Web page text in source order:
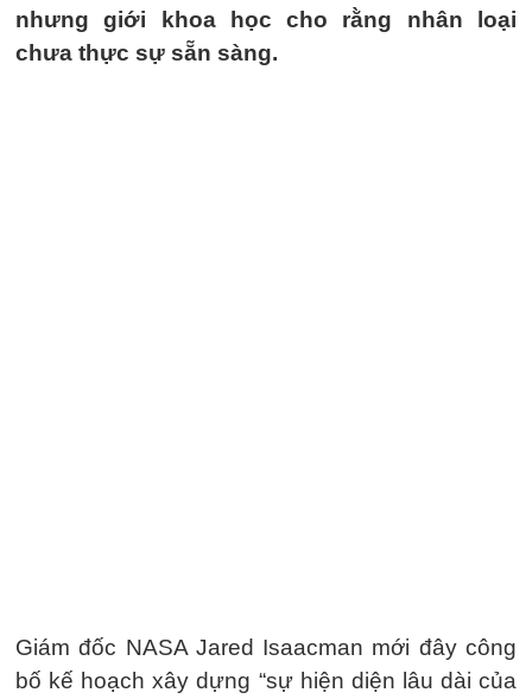
nhưng giới khoa học cho rằng nhân loại
chưa thực sự sẵn sàng.
Giám đốc NASA Jared Isaacman mới đây công
bố kế hoạch xây dựng “sự hiện diện lâu dài của